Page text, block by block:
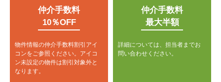
仲介手数料
10％OFF
物件情報の仲介手数料割引アイ
コンをご参照ください。 アイコ
ン未設定の物件は割引対象外と
なります。
仲介手数料
最大半額
詳細については、担当者までお
問い合わせください。